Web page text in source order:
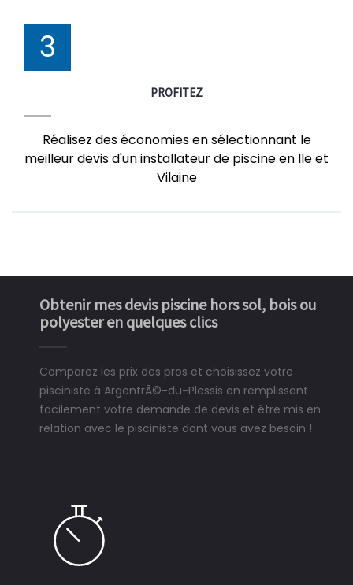
3
PROFITEZ
Réalisez des économies en sélectionnant le
meilleur devis d'un installateur de piscine en Ile et
Vilaine
Obtenir mes devis piscine hors sol, bois ou
polyester en quelques clics
Comparez les prix des pros et choisissez votre
pisciniste à ArgentrÃ©-du-Plessis en remplissant
facilement votre demande de devis et être mis en
relation avec le pisciniste dont vous avez besoin !